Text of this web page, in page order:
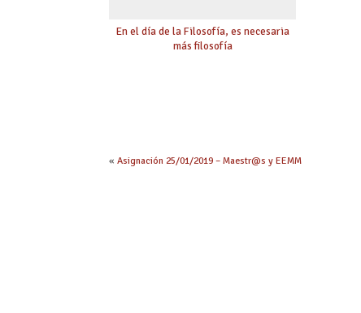
En el día de la Filosofía, es necesaria
más filosofía
«Asignación 25/01/2019 – Maestr@s y EEMM